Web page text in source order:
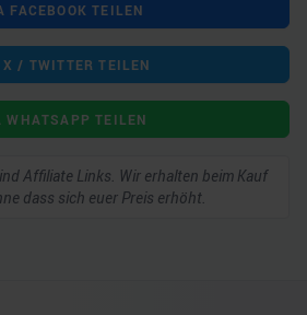
FACEBOOK TEILEN
/ TWITTER TEILEN
WHATSAPP TEILEN
Affiliate Links. Wir erhalten beim Kauf
dass sich euer Preis erhöht.